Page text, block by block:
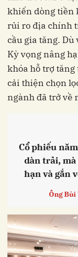
khiến dòng tiền
rủi ro địa chính
cầu gia tăng.
Kỳ vọng nâng
khóa hỗ trợ
cải thiện chọn
ngành đã trở về
Cổ phiếu
dàn trải,
hạn và gắn
Ông Bùi